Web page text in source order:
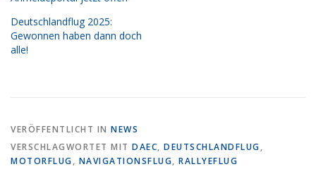
Deutschlandflug 2025:
Gewonnen haben dann doch
alle!
VERÖFFENTLICHT IN NEWS
VERSCHLAGWORTET MIT DAEC, DEUTSCHLANDFLUG,
MOTORFLUG, NAVIGATIONSFLUG, RALLYEFLUG